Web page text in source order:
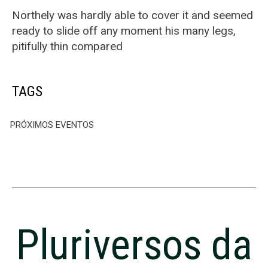
Northely was hardly able to cover it and seemed
ready to slide off any moment his many legs,
pitifully thin compared
TAGS
PRÓXIMOS EVENTOS
Pluriversos da